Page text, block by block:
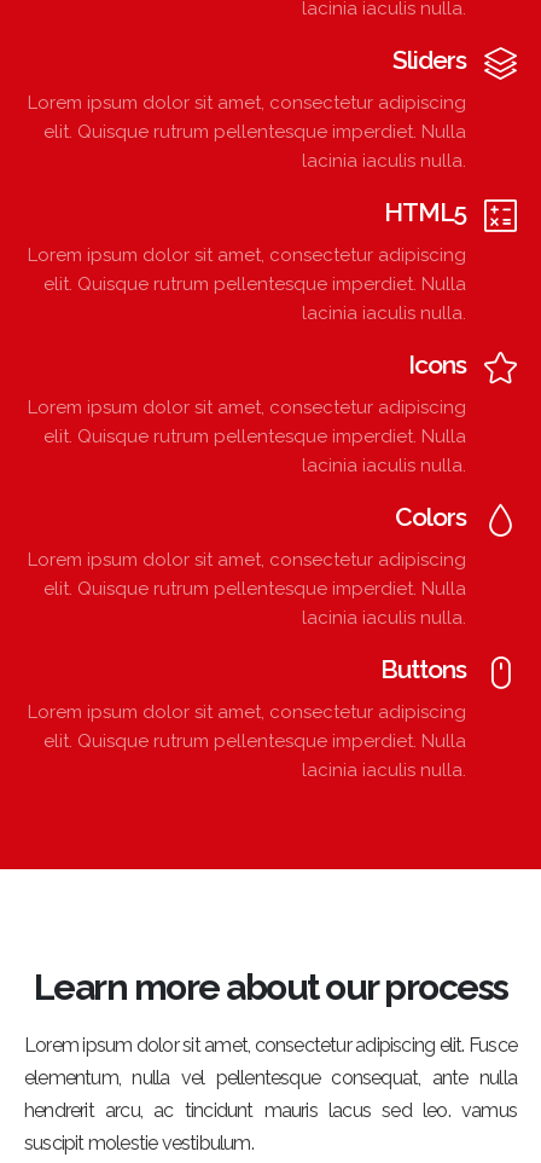
lacinia iaculis nulla.
Sliders
Lorem ipsum dolor sit amet, consectetur adipiscing
elit. Quisque rutrum pellentesque imperdiet. Nulla
lacinia iaculis nulla.
HTML5
Lorem ipsum dolor sit amet, consectetur adipiscing
elit. Quisque rutrum pellentesque imperdiet. Nulla
lacinia iaculis nulla.
Icons
Lorem ipsum dolor sit amet, consectetur adipiscing
elit. Quisque rutrum pellentesque imperdiet. Nulla
lacinia iaculis nulla.
Colors
Lorem ipsum dolor sit amet, consectetur adipiscing
elit. Quisque rutrum pellentesque imperdiet. Nulla
lacinia iaculis nulla.
Buttons
Lorem ipsum dolor sit amet, consectetur adipiscing
elit. Quisque rutrum pellentesque imperdiet. Nulla
lacinia iaculis nulla.
Learn more about our process
Lorem ipsum dolor sit amet, consectetur adipiscing elit. Fusce
elementum, nulla vel pellentesque consequat, ante nulla
hendrerit arcu, ac tincidunt mauris lacus sed leo. vamus
suscipit molestie vestibulum.